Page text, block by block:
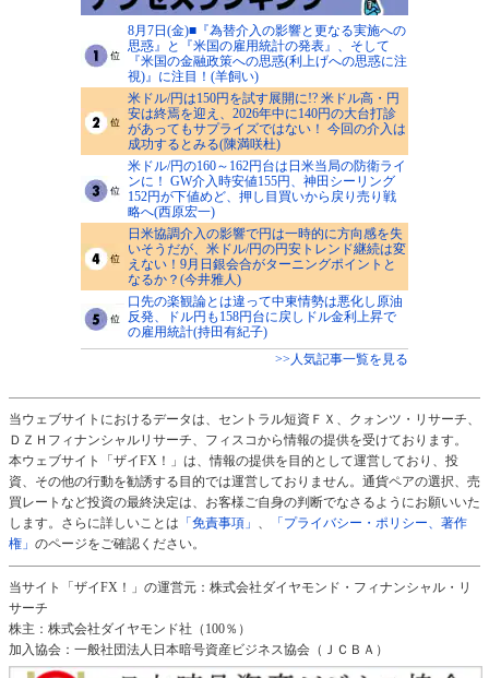
8月7日(金)■『為替介入の影響と更なる実施への
思惑』と『米国の雇用統計の発表』、そして
『米国の金融政策への思惑(利上げへの思惑に注
視)』に注目！(羊飼い)
米ドル/円は150円を試す展開に!? 米ドル高・円
安は終焉を迎え、2026年中に140円の大台打診
があってもサプライズではない！ 今回の介入は
成功するとみる(陳満咲杜)
米ドル/円の160～162円台は日米当局の防衛ライ
ンに！ GW介入時安値155円、神田シーリング
152円が下値めど、押し目買いから戻り売り戦
略へ(西原宏一)
日米協調介入の影響で円は一時的に方向感を失
いそうだが、米ドル/円の円安トレンド継続は変
えない！9月日銀会合がターニングポイントと
なるか？(今井雅人)
口先の楽観論とは違って中東情勢は悪化し原油
反発、ドル円も158円台に戻しドル金利上昇で
の雇用統計(持田有紀子)
>>人気記事一覧を見る
当ウェブサイトにおけるデータは、セントラル短資ＦＸ、クォンツ・リサーチ、
ＤＺＨフィナンシャルリサーチ、フィスコから情報の提供を受けております。
本ウェブサイト「ザイFX！」は、情報の提供を目的として運営しており、投
資、その他の行動を勧誘する目的では運営しておりません。通貨ペアの選択、売
買レートなど投資の最終決定は、お客様ご自身の判断でなさるようにお願いいた
します。さらに詳しいことは 「免責事項」 、
「プライバシー・ポリシー、著作
権」 のページをご確認ください。
当サイト「ザイFX！」の運営元：株式会社ダイヤモンド・フィナンシャル・リ
サーチ
株主：株式会社ダイヤモンド社（100％）
加入協会：一般社団法人日本暗号資産ビジネス協会（ＪＣＢＡ）